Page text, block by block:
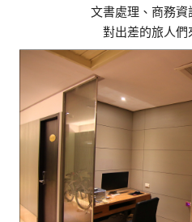
文書處理、商務資
對出差的旅人們